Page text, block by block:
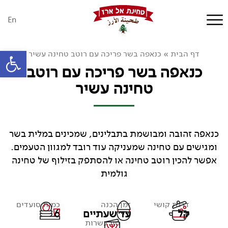
פתח
En
דף הבית » כנאפה בשר פריכה עם רוטב טחינה עשיר
כנאפה בשר פריכה עם רוטב
טחינה עשיר
כנאפה זהובה ומבושמת בתבלינים, שמכינים במלית בשר
ומגישים עם טחינה שמעניקה עוד רובד למגוון הטעמים.
אפשר להכין רוטב טחינה או להסתפק בזילוף של טחינה
גולמית
דרגת קושי
קל
זמן הכנה
עד שעתיים
כמות סועדים
6
סוג כשרות